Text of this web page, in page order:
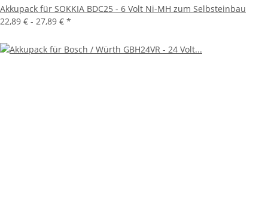
Akkupack für SOKKIA BDC25 - 6 Volt Ni-MH zum Selbsteinbau
22,89 € - 27,89 € *